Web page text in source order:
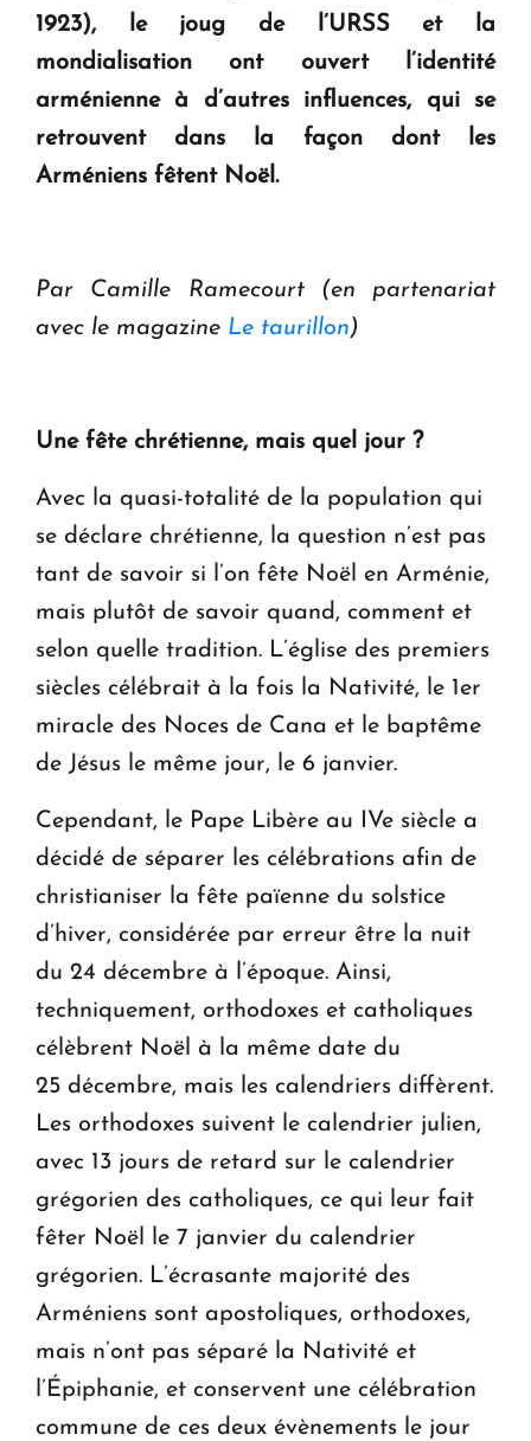
ouvrira ses portes à Dilijan
1923), le joug de l’URSS et la
mondialisation ont ouvert l’identité
arménienne à d’autres influences, qui se
retrouvent dans la façon dont les
Arméniens fêtent Noël.
Par Camille Ramecourt (en partenariat
avec le magazine Le taurillon)
Une fête chrétienne, mais quel jour ?
Avec la quasi-totalité de la population qui
se déclare chrétienne, la question n’est pas
tant de savoir si l’on fête Noël en Arménie,
mais plutôt de savoir quand, comment et
selon quelle tradition. L’église des premiers
siècles célébrait à la fois la Nativité, le 1er
miracle des Noces de Cana et le baptême
de Jésus le même jour, le 6 janvier.
Cependant, le Pape Libère au IVe siècle a
décidé de séparer les célébrations afin de
christianiser la fête païenne du solstice
d’hiver, considérée par erreur être la nuit
du 24 décembre à l’époque. Ainsi,
techniquement, orthodoxes et catholiques
célèbrent Noël à la même date du
25 décembre, mais les calendriers diffèrent.
Les orthodoxes suivent le calendrier julien,
avec 13 jours de retard sur le calendrier
grégorien des catholiques, ce qui leur fait
fêter Noël le 7 janvier du calendrier
grégorien. L’écrasante majorité des
Arméniens sont apostoliques, orthodoxes,
mais n’ont pas séparé la Nativité et
l’Épiphanie, et conservent une célébration
commune de ces deux évènements le jour